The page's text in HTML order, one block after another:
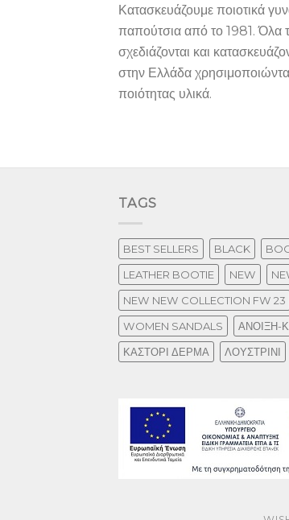
Κατασκευάζουμε ποιοτικά
παπούτσια από το 1981. Όλα
σχεδιάζονται και
στην Ελλάδα
ποιότητας υλικά.
TAGS
BEST SELLERS BLACK
LEATHER BOOTIE
NEW
NEW NEW COLLECTION FW 23
WOMEN SANDALS
ΑΝΟΙΞΗ-
ΚΑΣΤΟΡΙ ΔΕΡΜΑ
ΛΟΥΣΤΡΙΝΙ